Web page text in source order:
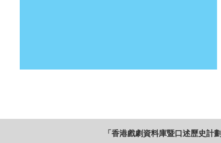
「香港戲劇資料庫暨口述歷史計